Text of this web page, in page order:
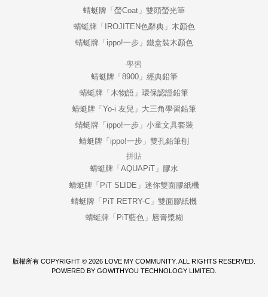
蜻蜓牌「螢Coat」雙頭螢光筆
蜻蜓牌「IROJITEN色辭典」木顏色
蜻蜓牌「ippo!一步」鐵盒裝木顏色
學習
蜻蜓牌「8900」經典鉛筆
蜻蜓牌「木物語」環保認證鉛筆
蜻蜓牌「Yo-i 友兒」大三角學習鉛筆
蜻蜓牌「ippo!一步」小童文具套裝
蜻蜓牌「ippo!一步」雙孔鉛筆刨
拼貼
蜻蜓牌「AQUAPiT」膠水
蜻蜓牌「PiT SLIDE」迷你雙面膠紙機
蜻蜓牌「PiT RETRY-C」雙面膠紙機
蜻蜓牌「PiT藍色」唇膏漿糊
版權所有 COPYRIGHT © 2026 LOVE MY COMMUNITY. ALL RIGHTS RESERVED.
POWERED BY GOWITHYOU TECHNOLOGY LIMITED.